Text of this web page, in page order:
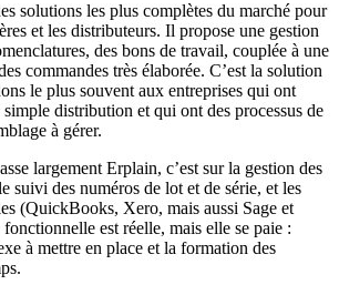
solutions les plus complètes du marché pour
et les distributeurs. Il propose une gestion
des bons de travail, couplée à une
commandes très élaborée. C’est la solution
le plus souvent aux entreprises qui ont
simple distribution et qui ont des processus de
à gérer.
largement Erplain, c’est sur la gestion des
suivi des numéros de lot et de série, et les
(QuickBooks, Xero, mais aussi Sage et
fonctionnelle est réelle, mais elle se paie :
à mettre en place et la formation des